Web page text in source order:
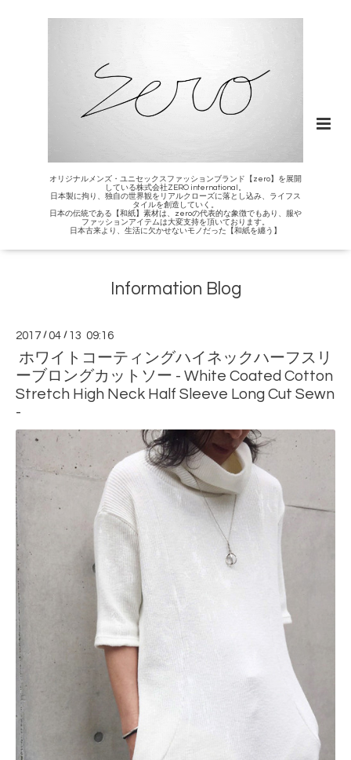
オリジナルメンズ・ユニセックスファッションブランド【zero】を展開
している株式会社ZERO international。
日本製に拘り、独自の世界観をリアルクローズに落とし込み、ライフス
タイルを創造していく。
日本の伝統である【和紙】素材は、zeroの代表的な象徴でもあり、服や
ファッションアイテムは大変支持を頂いております。
日本古来より、生活に欠かせないモノだった【和紙を纏う】
Information Blog
2017 /04 / 13 09:16
ホワイトコーティングハイネックハーフスリ
ーブロングカットソー - White Coated Cotton
Stretch High Neck Half Sleeve Long Cut Sewn
-